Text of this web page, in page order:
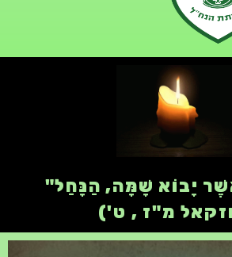
יָבוֹא שָׁמָּה, הַנָּחַל"
מ"ז , ט')